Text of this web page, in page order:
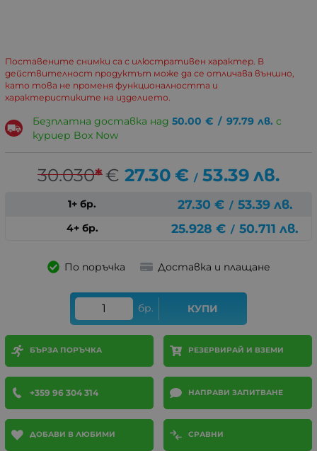
Поставените снимки са с илюстративен характер. В
действителност продуктът може да се отличава външно,
като това не променя функционалността и
характеристиките на изделието.
Безплатна доставка над 50.00 € / 97.79 лв. с
куриер Box Now
30.030*€ 27.30 € / 53.39 лв.
1+ бр. 27.30 € / 53.39 лв.
4+ бр. 25.928 € / 50.711 лв.
По поръчка Доставка и плащане
бр. КУПИ
БЪРЗА ПОРЪЧКА РЕЗЕРВИРАЙ И ВЗЕМИ
+359 96 304 314 НАПРАВИ ЗАПИТВАНЕ
ДОБАВИ В ЛЮБИМИ СРАВНИ